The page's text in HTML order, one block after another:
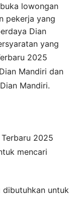
lowongan
pekerja yang
Dian
yang
2025
Mandiri dan
Mandiri.
2025
mencari
dibutuhkan untuk